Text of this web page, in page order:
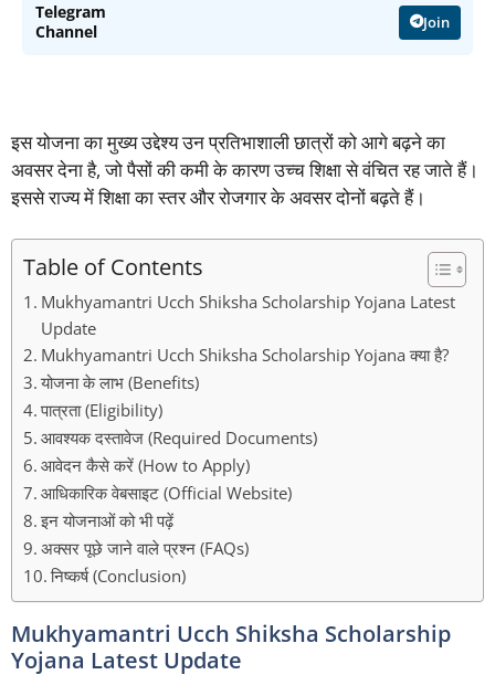
Telegram
Channel
Join
इस योजना का मुख्य उद्देश्य उन प्रतिभाशाली छात्रों को आगे बढ़ने का
अवसर देना है, जो पैसों की कमी के कारण उच्च शिक्षा से वंचित रह जाते हैं।
इससे राज्य में शिक्षा का स्तर और रोजगार के अवसर दोनों बढ़ते हैं।
Table of Contents
Mukhyamantri Ucch Shiksha Scholarship Yojana Latest
Update
Mukhyamantri Ucch Shiksha Scholarship Yojana क्या है?
योजना के लाभ (Benefits)
पात्रता (Eligibility)
आवश्यक दस्तावेज (Required Documents)
आवेदन कैसे करें (How to Apply)
आधिकारिक वेबसाइट (Official Website)
इन योजनाओं को भी पढ़ें
अक्सर पूछे जाने वाले प्रश्न (FAQs)
निष्कर्ष (Conclusion)
Mukhyamantri Ucch Shiksha Scholarship
Yojana Latest Update